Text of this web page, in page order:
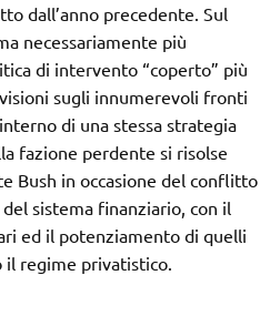
dall’anno precedente. Sul
necessariamente più
di intervento “coperto” più
sugli innumerevoli fronti
di una stessa strategia
fazione perdente si risolse
Bush in occasione del conflitto
sistema finanziario, con il
ed il potenziamento di quelli
il regime privatistico.